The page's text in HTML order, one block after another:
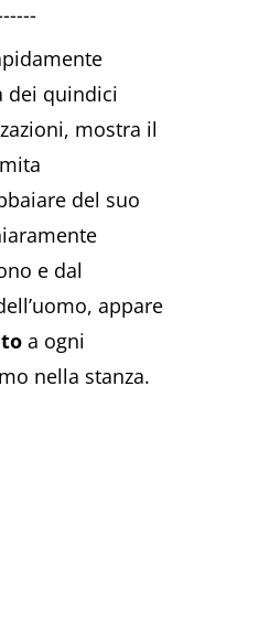
dei quindici
mostra il
del suo
e dal
appare
a ogni
nella stanza.